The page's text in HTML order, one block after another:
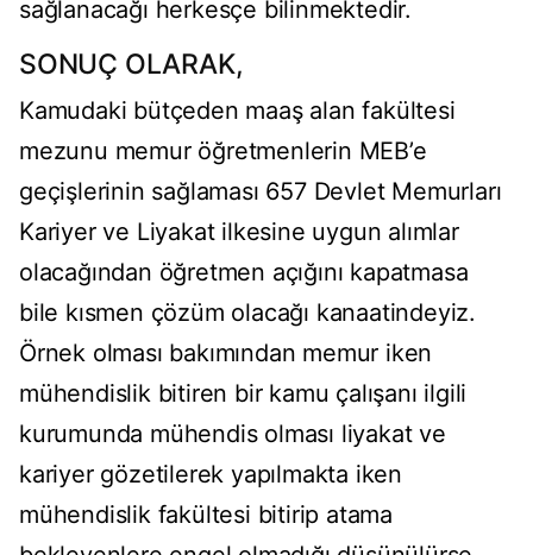
sağlanacağı herkesçe bilinmektedir.
SONUÇ OLARAK,
Kamudaki bütçeden maaş alan fakültesi
mezunu memur öğretmenlerin MEB’e
geçişlerinin sağlaması 657 Devlet Memurları
Kariyer ve Liyakat ilkesine uygun alımlar
olacağından öğretmen açığını kapatmasa
bile kısmen çözüm olacağı kanaatindeyiz.
Örnek olması bakımından memur iken
mühendislik bitiren bir kamu çalışanı ilgili
kurumunda mühendis olması liyakat ve
kariyer gözetilerek yapılmakta iken
mühendislik fakültesi bitirip atama